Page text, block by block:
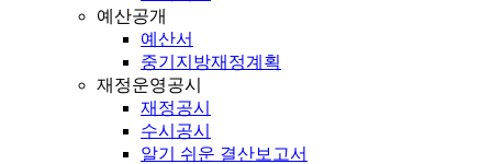
예산공개
예산서
중기지방재정계획
재정운영공시
재정공시
수시공시
알기 쉬운 결산보고서